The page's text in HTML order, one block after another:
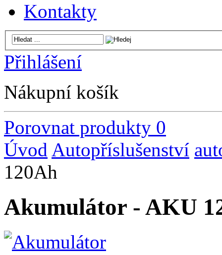
Kontakty
Přihlášení
Nákupní košík
Porovnat produkty 0
Úvod Autopříslušenství
120Ah
Akumulátor - AKU